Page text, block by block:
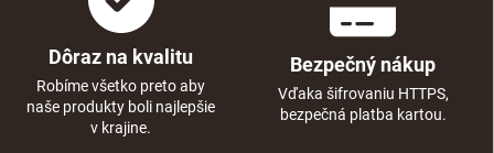
Dôraz na kvalitu
Robíme všetko preto aby
naše produkty boli najlepšie
v krajine.
Bezpečný nákup
Vďaka šifrovaniu HTTPS,
bezpečná platba kartou.